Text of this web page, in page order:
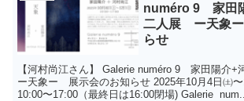
numéro 9 家田
二人展 ー天象
らせ
【河村尚江さん】 Galerie numéro 9 家田陽介
ー天象ー 展示会のお知らせ 2025年10月4日㈯
10:00〜17:00（最終日は16:00閉場) Galerie num...